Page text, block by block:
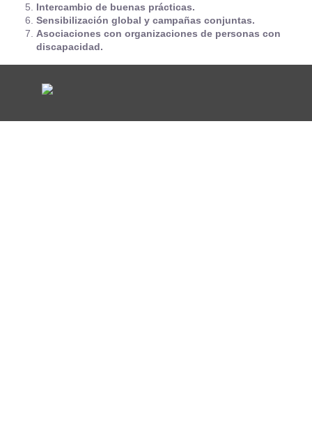
Intercambio de buenas prácticas.
Sensibilización global y campañas conjuntas.
Asociaciones con organizaciones de personas con
discapacidad.